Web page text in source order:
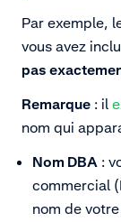
Par exemple,
vous avez
pas
Remarque : il
nom qui
Nom DBA :
commercial
nom de